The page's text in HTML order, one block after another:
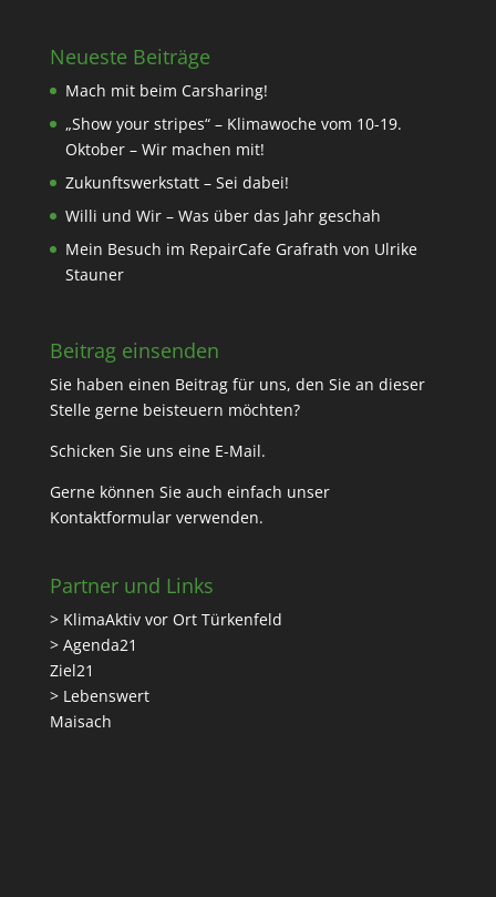
Neueste Beiträge
Mach mit beim Carsharing!
„Show your stripes“ – Klimawoche vom 10-19.
Oktober – Wir machen mit!
Zukunftswerkstatt – Sei dabei!
Willi und Wir – Was über das Jahr geschah
Mein Besuch im RepairCafe Grafrath von Ulrike
Stauner
Beitrag einsenden
Sie haben einen Beitrag für uns, den Sie an dieser
Stelle gerne beisteuern möchten?
Schicken Sie uns eine E-Mail.
Gerne können Sie auch einfach unser
Kontaktformularverwenden.
Partner und Links
> KlimaAktiv vor Ort Türkenfeld
> Agenda21
Ziel21
> Lebenswert
Maisach